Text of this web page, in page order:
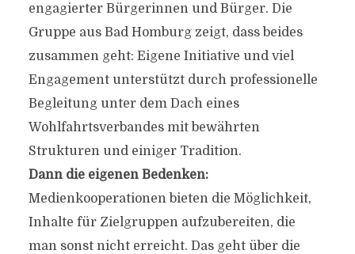
engagierter Bürgerinnen und Bürger. Die
Gruppe aus Bad Homburg zeigt, dass beides
zusammen geht: Eigene Initiative und viel
Engagement unterstützt durch professionelle
Begleitung unter dem Dach eines
Wohlfahrtsverbandes mit bewährten
Strukturen und einiger Tradition.
Dann die eigenen Bedenken:
Medienkooperationen bieten die Möglichkeit,
Inhalte für Zielgruppen aufzubereiten, die
man sonst nicht erreicht. Das geht über die